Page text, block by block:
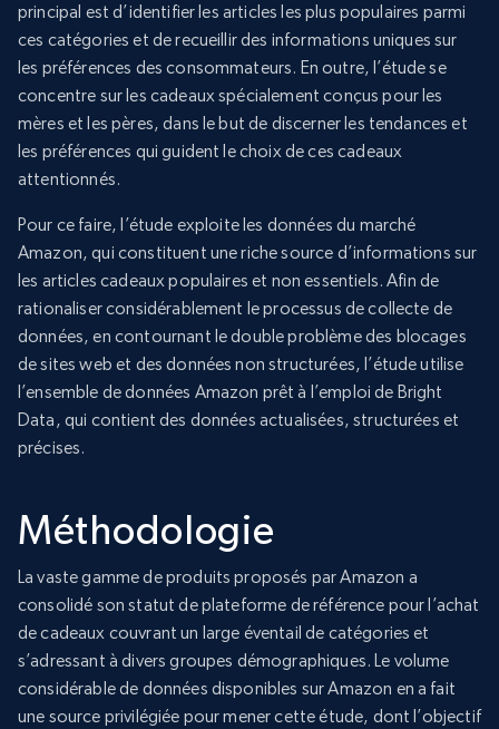
principal est d’identifier les articles les plus populaires parmi
ces catégories et de recueillir des informations uniques sur
les préférences des consommateurs. En outre, l’étude se
concentre sur les cadeaux spécialement conçus pour les
mères et les pères, dans le but de discerner les tendances et
les préférences qui guident le choix de ces cadeaux
attentionnés.
Pour ce faire, l’étude exploite les données du marché
Amazon, qui constituent une riche source d’informations sur
les articles cadeaux populaires et non essentiels. Afin de
rationaliser considérablement le processus de collecte de
données, en contournant le double problème des blocages
de sites web et des données non structurées, l’étude utilise
l’ensemble de données Amazon prêt à l’emploi de Bright
Data, qui contient des données actualisées, structurées et
précises.
Méthodologie
La vaste gamme de produits proposés par Amazon a
consolidé son statut de plateforme de référence pour l’achat
de cadeaux couvrant un large éventail de catégories et
s’adressant à divers groupes démographiques. Le volume
considérable de données disponibles sur Amazon en a fait
une source privilégiée pour mener cette étude, dont l’objectif